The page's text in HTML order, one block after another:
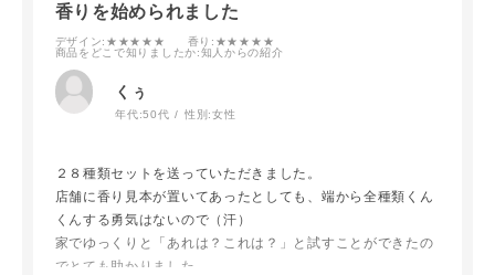
香りを始められました
デザイン:★★★★★ 香り :★★★★★
商品をどこで知りましたか:知人からの紹介
くぅ
年代:50代 性別:女性
２８種類セットを送っていただきました。
店舗に香り見本が置いてあったとしても、端から全種類くん
くんする勇気はないので（汗）
家でゆっくりと「あれは？これは？」と試すことができたの
でとても助かりました。